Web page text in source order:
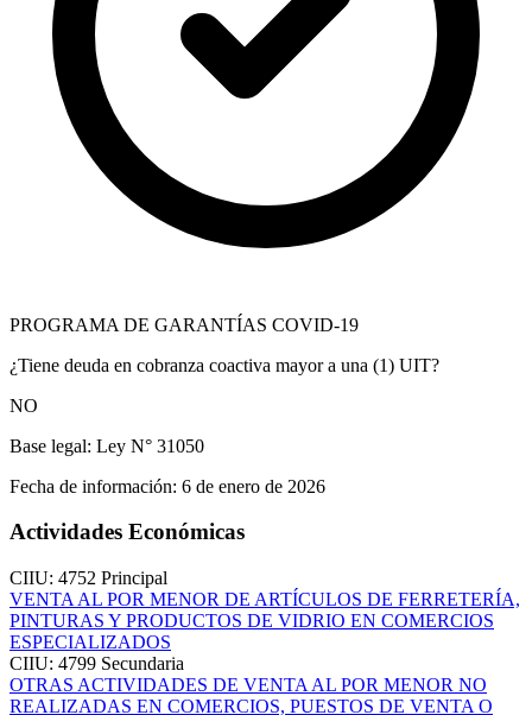
PROGRAMA DE GARANTÍAS COVID-19
¿Tiene deuda en cobranza coactiva mayor a una (1) UIT?
NO
Base legal: Ley N° 31050
Fecha de información: 6 de enero de 2026
Actividades Económicas
CIIU: 4752 Principal
VENTA AL POR MENOR DE ARTÍCULOS DE FERRETERÍA,
PINTURAS Y PRODUCTOS DE VIDRIO EN COMERCIOS
ESPECIALIZADOS
CIIU: 4799 Secundaria
OTRAS ACTIVIDADES DE VENTA AL POR MENOR NO
REALIZADAS EN COMERCIOS, PUESTOS DE VENTA O